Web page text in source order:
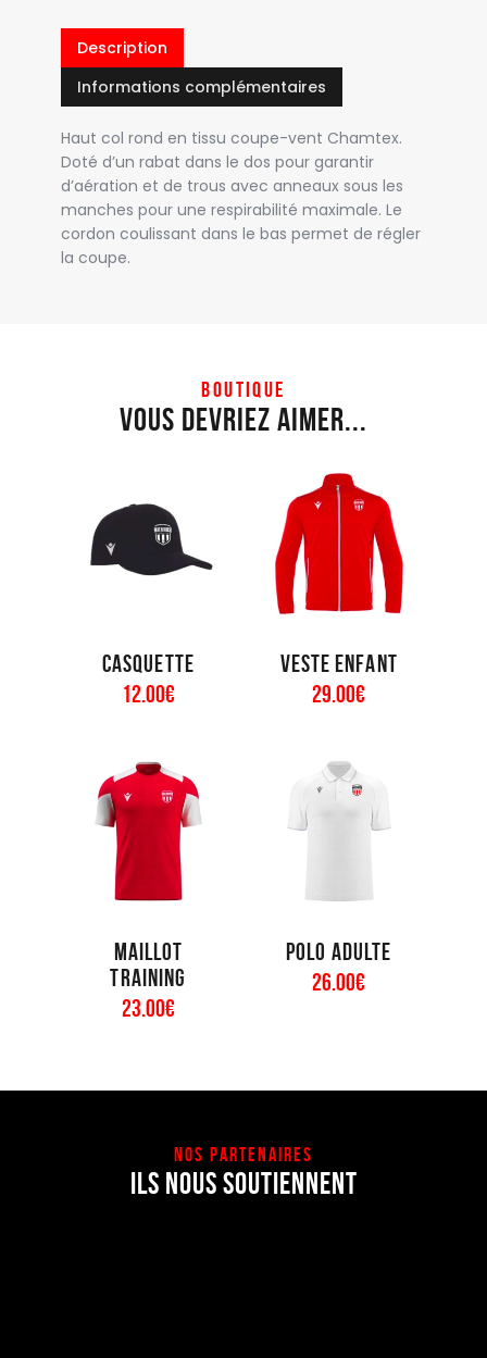
Description
Informations complémentaires
Haut col rond en tissu coupe-vent Chamtex.
Doté d’un rabat dans le dos pour garantir
d’aération et de trous avec anneaux sous les
manches pour une respirabilité maximale. Le
cordon coulissant dans le bas permet de régler
la coupe.
BOUTIQUE
Vous devriez aimer...
Casquette
12.00€
Veste enfant
29.00€
Maillot
training
23 00€
Polo adulte
26 .00€
NOS PARTENAIRES
ILS NOUS SOUTIENNENT